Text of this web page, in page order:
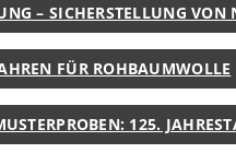
– SICHERSTELLUNG
FÜR ROHBAUMWOLLE
125.